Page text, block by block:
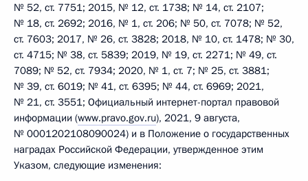
№ 52, ст. 7751; 2015, № 12, ст. 1738; № 14, ст. 2107;
№ 18, ст. 2692; 2016, № 1, ст. 206; № 50, ст. 7078; № 52,
ст. 7603; 2017, № 26, ст. 3828; 2018, № 10, ст. 1478; № 30,
ст. 4715; № 38, ст. 5839; 2019, № 19, ст. 2271; № 49, ст.
7089; № 52, ст. 7934; 2020, № 1, ст. 7; № 25, ст. 3881;
№ 39, ст. 6019; № 41, ст. 6395; № 44, ст. 6969; 2021,
№ 21, ст. 3551; Официальный интернет-портал правовой
информации (www.pravo.gov.ru), 2021, 9 августа,
№ 0001202108090024) и в Положение о государственных
наградах Российской Федерации, утвержденное этим
Указом, следующие изменения: